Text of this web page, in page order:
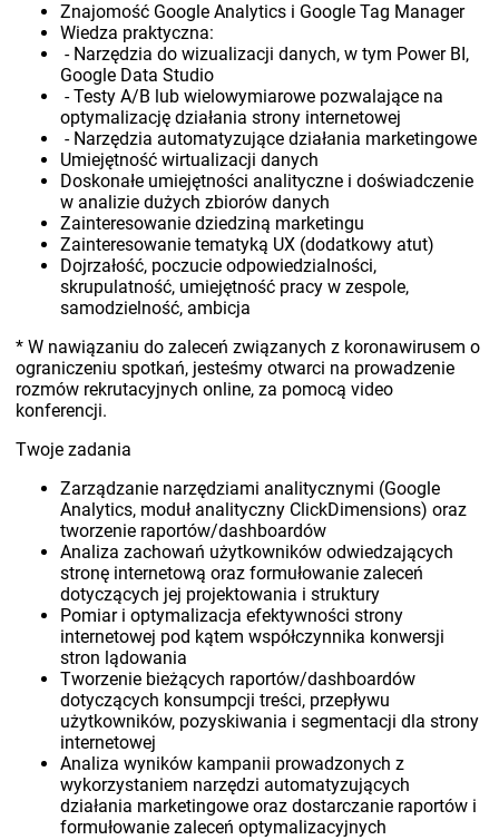
Znajomość Google Analytics i Google Tag Manager
Wiedza praktyczna:
- Narzędzia do wizualizacji danych, w tym Power BI,
Google Data Studio
- Testy A/B lub wielowymiarowe pozwalające na
optymalizację działania strony internetowej
- Narzędzia automatyzujące działania marketingowe
Umiejętność wirtualizacji danych
Doskonałe umiejętności analityczne i doświadczenie
w analizie dużych zbiorów danych
Zainteresowanie dziedziną marketingu
Zainteresowanie tematyką UX (dodatkowy atut)
Dojrzałość, poczucie odpowiedzialności,
skrupulatność, umiejętność pracy w zespole,
samodzielność, ambicja
* W nawiązaniu do zaleceń związanych z koronawirusem o
ograniczeniu spotkań, jesteśmy otwarci na prowadzenie
rozmów rekrutacyjnych online, za pomocą video
konferencji.
Twoje zadania
Zarządzanie narzędziami analitycznymi (Google
Analytics, moduł analityczny ClickDimensions) oraz
tworzenie raportów/dashboardów
Analiza zachowań użytkowników odwiedzających
stronę internetową oraz formułowanie zaleceń
dotyczących jej projektowania i struktury
Pomiar i optymalizacja efektywności strony
internetowej pod kątem współczynnika konwersji
stron lądowania
Tworzenie bieżących raportów/dashboardów
dotyczących konsumpcji treści, przepływu
użytkowników, pozyskiwania i segmentacji dla strony
internetowej
Analiza wyników kampanii prowadzonych z
wykorzystaniem narzędzi automatyzujących
działania marketingowe oraz dostarczanie raportów i
formułowanie zaleceń optymalizacyjnych